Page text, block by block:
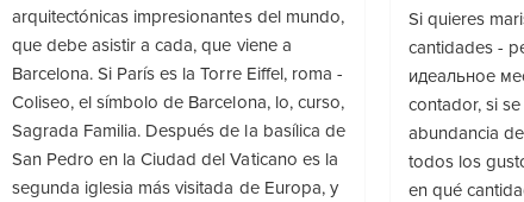
arquitectónicas impresionantes del mundo,
que debe asistir a cada, que viene a
Barcelona. Si París es la Torre Eiffel, roma -
Coliseo, el símbolo de Barcelona, lo, curso,
Sagrada Familia. Después de la basílica de
San Pedro en la Ciudad del Vaticano es la
segunda iglesia más visitada de Europa, y
Si quieres
cantidades -
идеальное
contador, si
abundancia
todos los
en qué